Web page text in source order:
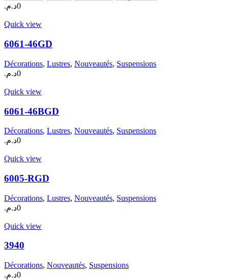
0د.م.
Quick view
6061-46GD
Décorations, Lustres, Nouveautés, Suspensions
0د.م.
Quick view
6061-46BGD
Décorations, Lustres, Nouveautés, Suspensions
0د.م.
Quick view
6005-RGD
Décorations, Lustres, Nouveautés, Suspensions
0د.م.
Quick view
3940
Décorations, Nouveautés, Suspensions
0د.م.